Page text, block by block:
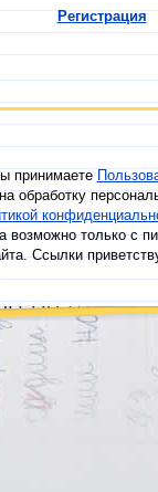
Регистрация
принимаете
обработку
возможно только с
Ссылки